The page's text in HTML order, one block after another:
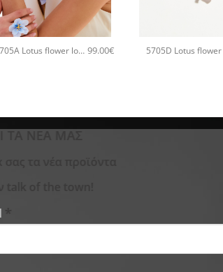
5705A Lotus flower long pendant χειροποίητο κολιέ Catherine bijoux Τυρκουάζ 99.00€
ΝΕΑ ΜΑΣ
τα νέα προϊόντα
talk of the town!